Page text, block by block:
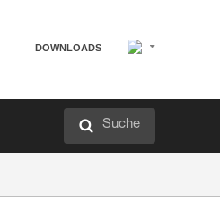
DOWNLOADS
Suche